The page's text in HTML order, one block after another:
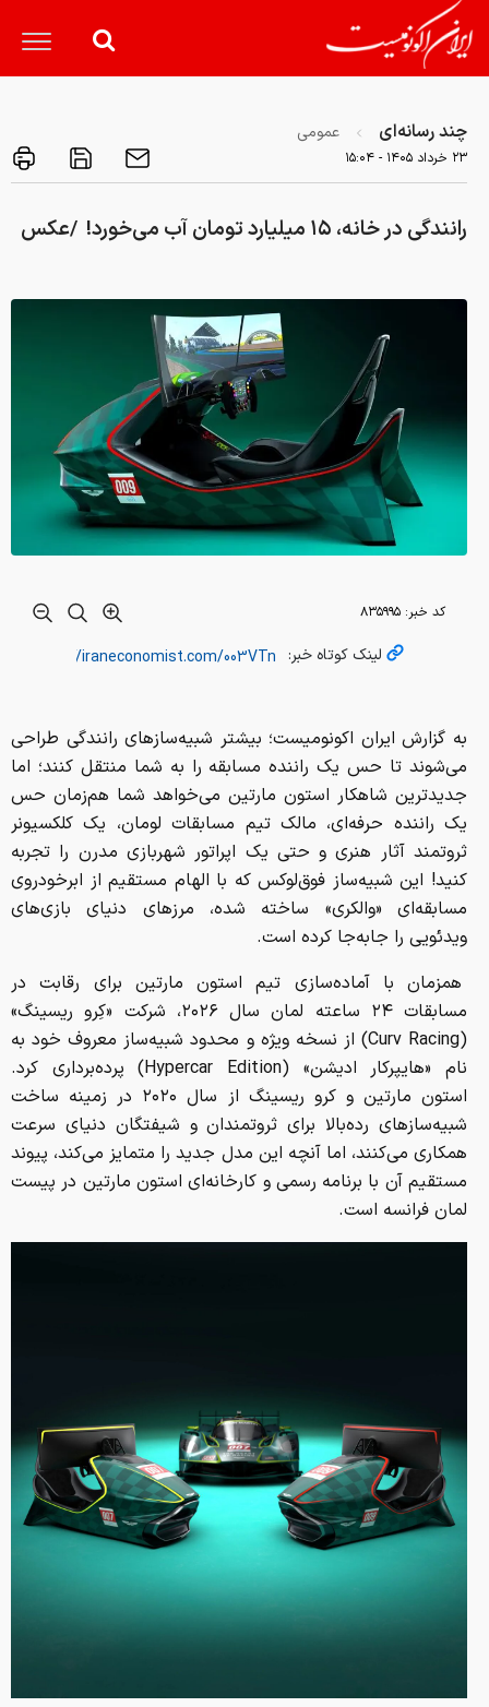
چند رسانه‌ای عمومی
۲۳ خرداد ۱۴۰۵ - ۱۵:۰۴
رانندگی در خانه، ۱۵ میلیارد تومان آب می‌خورد! ‌ /عکس
کد خبر: ۸۳۵۹۹۵
لینک کوتاه خبر:
به گزارش ایران اکونومیست؛ بیشتر شبیه‌سازهای رانندگی طراحی
می‌شوند تا حس یک راننده مسابقه را به شما منتقل کنند؛ اما
جدیدترین شاهکار استون مارتین می‌خواهد شما هم‌زمان حس
یک راننده حرفه‌ای، مالک تیم مسابقات لومان، یک کلکسیونر
ثروتمند آثار هنری و حتی یک اپراتور شهربازی مدرن را تجربه
کنید! این شبیه‌ساز فوق‌لوکس که با الهام مستقیم از ابرخودروی
مسابقه‌ای «والکری» ساخته شده، مرزهای دنیای بازی‌های
ویدئویی را جابه‌جا کرده است.
همزمان با آماده‌سازی تیم استون مارتین برای رقابت در
مسابقات ۲۴ ساعته لمان سال ۲۰۲۶، شرکت «کِرو ریسینگ»
(Curv Racing) از نسخه ویژه و محدود شبیه‌ساز معروف خود به
نام «هایپرکار ادیشن» (Hypercar Edition) پرده‌برداری کرد.
استون مارتین و کرو ریسینگ از سال ۲۰۲۰ در زمینه ساخت
شبیه‌سازهای رده‌بالا برای ثروتمندان و شیفتگان دنیای سرعت
همکاری می‌کنند، اما آنچه این مدل جدید را متمایز می‌کند، پیوند
مستقیم آن با برنامه رسمی و کارخانه‌ای استون مارتین در پیست
لمان فرانسه است.